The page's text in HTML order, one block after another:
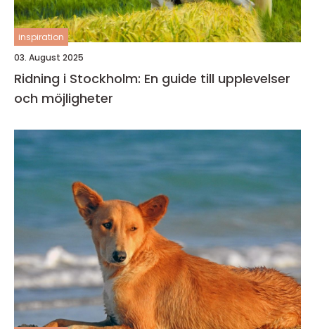
inspiration
03. August 2025
Ridning i Stockholm: En guide till upplevelser
och möjligheter